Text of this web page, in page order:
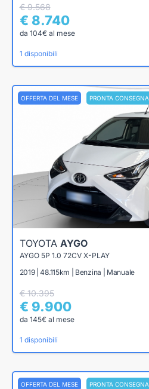
€ 9.568
€ 8.740
da 104€ al mese
1 disponibili
OFFERTA DEL MESE PRONTA CONSEGNA
TOYOTA AYGO
AYGO 5P 1.0 72CV X-PLAY
2019 | 48.115km | Benzina | Manuale
€ 10.395
€ 9.900
da 145€ al mese
1 disponibili
OFFERTA DEL MESE PRONTA CONSEGNA